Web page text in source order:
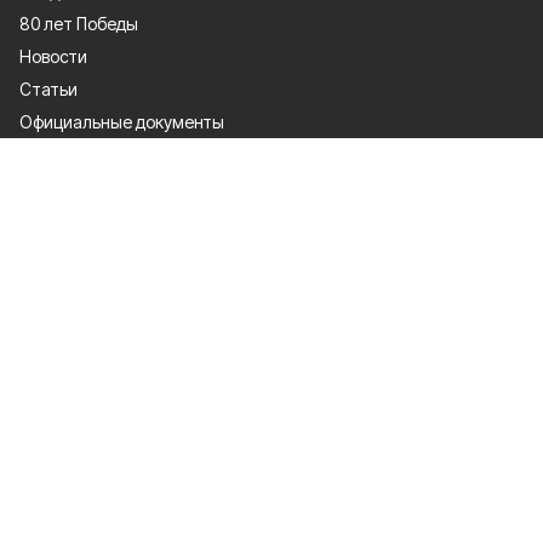
80 лет Победы
Новости
Статьи
Официальные документы